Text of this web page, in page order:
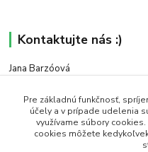
Kontaktujte nás :)
Jana Barzóová
(PO - PIA, 8:00 - 18:00)
objednavky@naturaj.sk
Pre základnú funkčnosť,
účely a v prípade udelenia
využívame súbory
cookies môžete